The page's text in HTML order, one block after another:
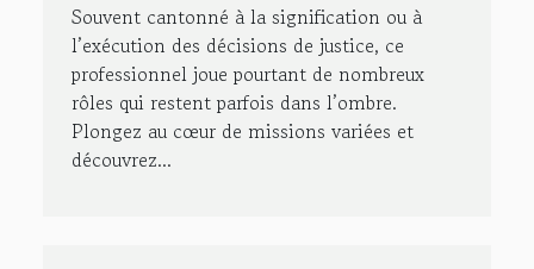
Souvent cantonné à la signification ou à
l’exécution des décisions de justice, ce
professionnel joue pourtant de nombreux
rôles qui restent parfois dans l’ombre.
Plongez au cœur de missions variées et
découvrez...